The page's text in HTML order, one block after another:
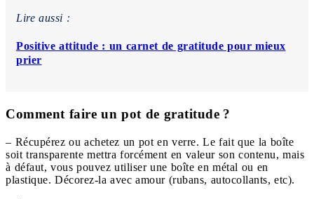
Lire aussi :
Positive attitude : un carnet de gratitude pour mieux
prier
Comment faire un pot de gratitude ?
– Récupérez ou achetez un pot en verre. Le fait que la boîte
soit transparente mettra forcément en valeur son contenu, mais
à défaut, vous pouvez utiliser une boîte en métal ou en
plastique. Décorez-la avec amour (rubans, autocollants, etc).